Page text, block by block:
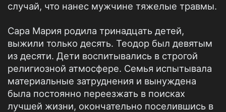
случай, что нанес мужчине тяжелые травмы.
Сара Мария родила тринадцать детей,
выжили только десять. Теодор был девятым
из десяти. Дети воспитывались в строгой
религиозной атмосфере. Семья испытывала
материальные затруднения и вынуждена
была постоянно переезжать в поисках
лучшей жизни, окончательно поселившись в